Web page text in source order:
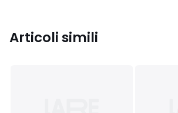
Articoli simili